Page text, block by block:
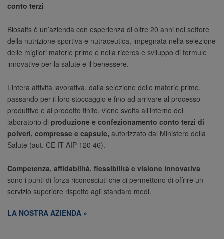
conto terzi
Biosalts è un’azienda con esperienza di oltre 20 anni nel settore
della nutrizione sportiva e nutraceutica, impegnata nella selezione
delle migliori materie prime e nella ricerca e sviluppo di formule
innovative per la salute e il benessere.
L’intera attività lavorativa, dalla selezione delle materie prime,
passando per il loro stoccaggio e fino ad arrivare al processo
produttivo e al prodotto finito, viene svolta all’interno del
laboratorio di produzione e confezionamento conto terzi di
polveri, compresse e capsule, autorizzato dal Ministero della
Salute (aut. CE IT AIP 120 46).
Competenza, affidabilità, flessibilità e visione innovativa
sono i punti di forza riconosciuti che ci permettono di offrire un
servizio superiore rispetto agli standard medi.
LA NOSTRA AZIENDA »